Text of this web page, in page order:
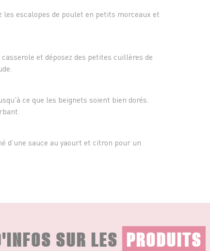
les escalopes de poulet en petits morceaux et
et déposez des petites cuillères de
ce que les beignets soient bien dorés.
d’une sauce au yaourt et citron pour un
SUR LES PRODUITS